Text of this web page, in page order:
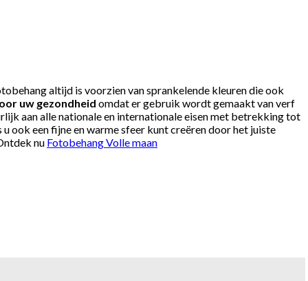
altijd is voorzien van sprankelende kleuren die ook
uw gezondheid omdat er gebruik wordt gemaakt van verf
aan alle nationale en internationale eisen met betrekking tot
ook een fijne en warme sfeer kunt creëren door het juiste
nu Fotobehang Volle maan